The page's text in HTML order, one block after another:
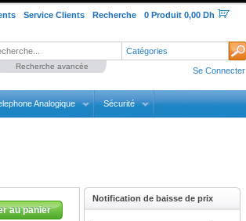
Service Clients Recherche 0 Produit 0,00 Dh
Catégories
Recherche avancée Se Connecter
Analogique Sécurité
au panier
Notification de baisse de prix